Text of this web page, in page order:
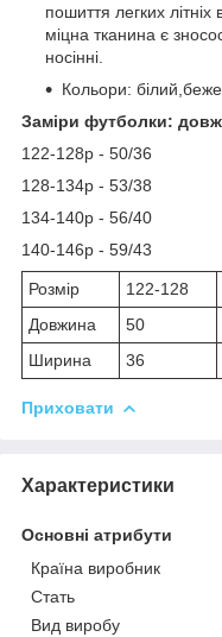
пошиття легких
міцна тканина є
носінні.
Кольори:
Заміри футболки:
122-128р - 50/36
128-134р - 53/38
134-140р - 56/40
140-146р - 59/43
Розмір 122-128
Довжина
50
Ширина
36
Приховати
Характеристики
Основні атрибути
Країна виробник
Стать
Вид виробу